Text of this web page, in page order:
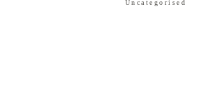
Uncategorised